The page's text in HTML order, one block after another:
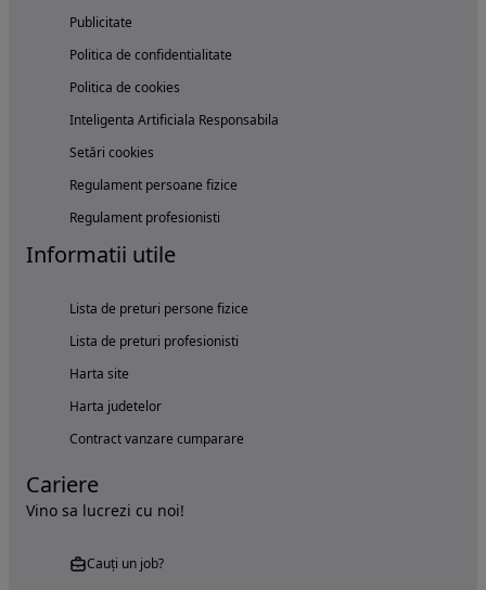
Publicitate
Politica de confidentialitate
Politica de cookies
Inteligenta Artificiala Responsabila
Setări cookies
Regulament persoane fizice
Regulament profesionisti
Informatii utile
Lista de preturi persone fizice
Lista de preturi profesionisti
Harta site
Harta judetelor
Contract vanzare cumparare
Cariere
Vino sa lucrezi cu noi!
Cauți un job?